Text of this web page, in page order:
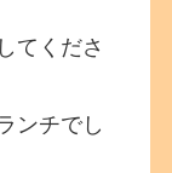
てくださ
ンチでし